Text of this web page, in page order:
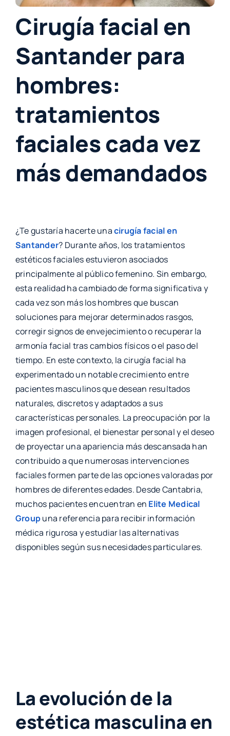
Cirugía facial en
Santander para
hombres:
tratamientos
faciales cada vez
más demandados
¿Te gustaría hacerte unacirugía facial en
Santander? Durante años, los tratamientos
estéticos faciales estuvieron asociados
principalmente al público femenino. Sin embargo,
esta realidad ha cambiado de forma significativa y
cada vez son más los hombres que buscan
soluciones para mejorar determinados rasgos,
corregir signos de envejecimiento o recuperar la
armonía facial tras cambios físicos o el paso del
tiempo. En este contexto, la cirugía facial ha
experimentado un notable crecimiento entre
pacientes masculinos que desean resultados
naturales, discretos y adaptados a sus
características personales. La preocupación por la
imagen profesional, el bienestar personal y el deseo
de proyectar una apariencia más descansada han
contribuido a que numerosas intervenciones
faciales formen parte de las opciones valoradas por
hombres de diferentes edades. Desde Cantabria,
muchos pacientes encuentran en Elite Medical
Groupuna referencia para recibir información
médica rigurosa y estudiar las alternativas
disponibles según sus necesidades particulares.
La evolución de la
estética masculina en